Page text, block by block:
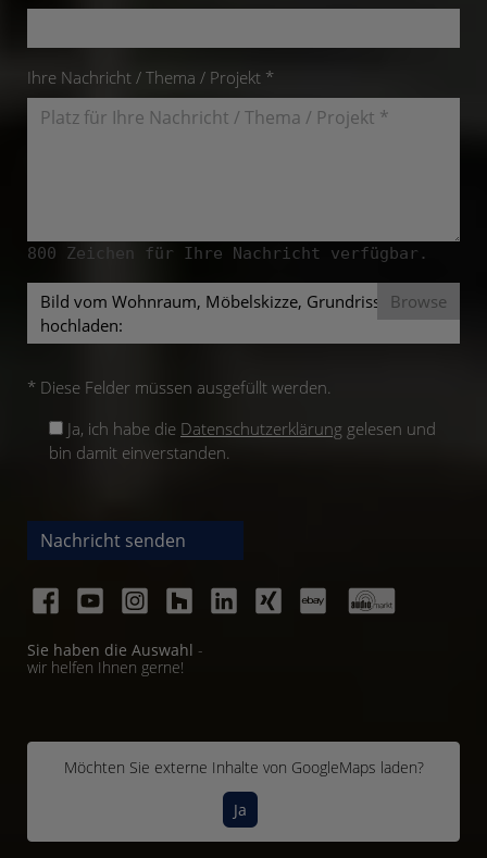
Ihre Nachricht / Thema / Projekt *
800 Zeichen für Ihre Nachricht verfügbar.
Bild vom Wohnraum, Möbelskizze, Grundriss mit
hochladen:
* Diese Felder müssen ausgefüllt werden.
Ja, ich habe die Datenschutzerklärung gelesen und
bin damit einverstanden.
Nachricht senden
Sie haben die Auswahl -
wir helfen Ihnen gerne!
Möchten Sie externe Inhalte von GoogleMaps laden?
Ja